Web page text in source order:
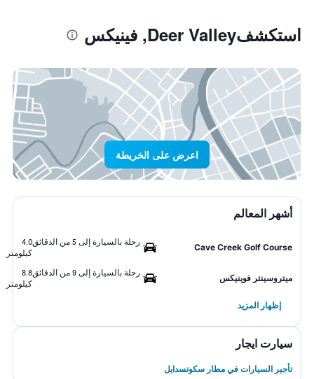
استكشفDeer Valley, فينيكس
اعرض على الخريطة
أشهر المعالم
Cave Creek Golf Course
رحلة بالسيارة إلى 5 من الدقائق
4.0
كيلومتر
ميتروسينتر فوينيكس
رحلة بالسيارة إلى 9 من الدقائق
8.8
كيلومتر
إظهار المزيد
سيارت ايجار
تأجير السيارات في مطار سكوتسدايل